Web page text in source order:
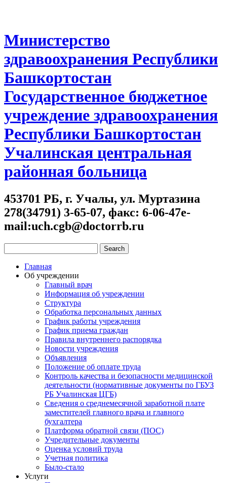
Министерство
здравоохранения Республики
Башкортостан
Государственное бюджетное
учреждение здравоохранения
Республики Башкортостан
Учалинская центральная
районная больница
453701 РБ, г. Учалы, ул. Муртазина
278(34791) 3-65-07, факс: 6-06-47e-
mail:uch.cgb@doctorrb.ru
Главная
Об учреждении
Главный врач
Информация об учреждении
Структура
Обработка персональных данных
График работы учреждения
График приема граждан
Правила внутреннего распорядка
Новости учреждения
Объявления
Положение об оплате труда
Контроль качества и безопасности медицинской
деятельности (нормативные документы по ГБУЗ
РБ Учалинская ЦГБ)
Сведения о среднемесячной заработной плате
заместителей главного врача и главного
бухгалтера
Платформа обратной связи (ПОС)
Учредительные документы
Оценка условий труда
Учетная политика
Было-стало
Услуги